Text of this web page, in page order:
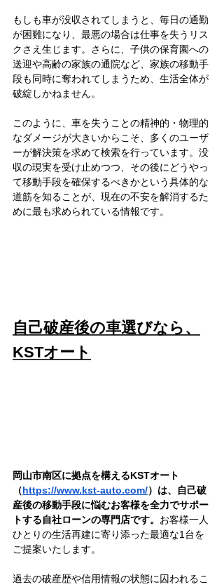
もしも車が没収されてしまうと、毎日の通勤
が困難になり、最悪の場合は仕事を失うリス
クさえ生じます。さらに、子供の保育園への
送迎や高齢の家族の通院など、家族の移動手
段も同時に奪われてしまうため、生活全体が
破綻しかねません。
このように、車を失うことの精神的・物理的
なダメージが大きいからこそ、多くのユーザ
ーが解決策を求めて検索を行っています。没
収の現実を受け止めつつ、その後にどうやっ
て移動手段を確保するべきかという具体的な
道筋を知ることが、現在の不安を解消するた
めに最も求められている情報です。
自己破産後の車選びなら、
KSTオート
岡山市南区に拠点を構えるKSTオート
（https://www.kst-auto.com/）は、自己破
産後の移動手段に悩むお客様を全力でサポー
トする自社ローンの専門店です。 お客様一人
ひとりの生活再建に寄り添った最適な1台を
ご提案いたします。
過去の破産歴や信用情報の状態に囚われるこ